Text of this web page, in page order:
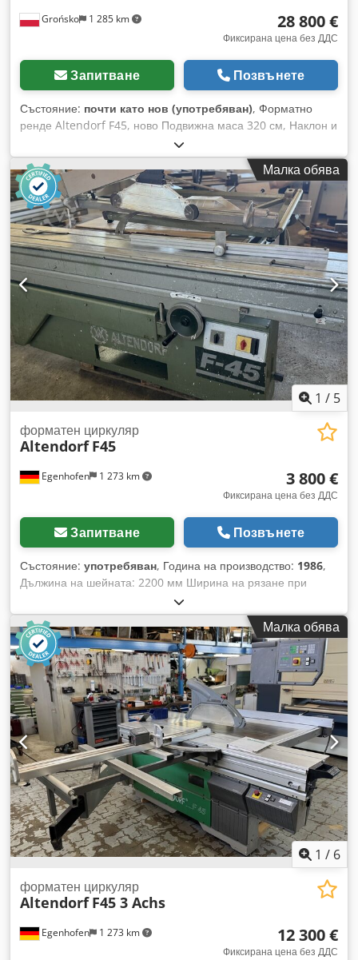
Grońsko 1 285 km 28 800 €
Фиксирана цена без ДДС
Запитване Позвънете
Състояние: почти като нов (употребяван), Форматно
ренде Altendorf F45, ново Подвижна маса 320 см, Наклон и
вертикално движение на диска, регулируеми с мотор,
Предпазен щит от дясната страна, регулируем с мотор до
1340 мм, Cedpfx Aszmwalofworf Предрез с 2 оси,
регулируем електрически Основен двигател 5,5 kW; 3
скорости на рязане Максимален диаметър на диска 450
мм, Бутони за включване/изключване, разположени в
подвижната маса Предпазен щит на подвижната маса от
лявата страна, регулируем под ъгъл Година на
производство 2025 Машината е налична в склада.
Малка обява
1 / 5
Egenhofen 1 273 km
форматен циркуляр
Altendorf F45
3 800 €
Фиксирана цена без ДДС
Запитване Позвънете
Състояние: употребяван, Година на производство: 1986,
Дължина на шейната: 2200 мм Ширина на рязане при
напречния ограничител: 800 мм Ширина на рязане при
надлъжния ограничител: 2800 мм Дълбочина на рязане:
145 мм Предразделящ диск: не Регулиране на височината
на триона: ръчно колело Накланяне на трионовия диск:
ръчно колело Регулиране на напречния ограничител:
ръчно Индикация на ъгъл на триона: скала Индикация на
височината на рязане: - Cjdey Hqdtepfx Afwjrf Индикация
на напречния ограничител: скала Индикация на
надлъжната линия: скала Диаметър на трионовия диск:
Обороти: 4 Мощност на двигателя: 5,5 kW Спирачка на
двигателя: не Връзка за прахоотвеждане: 80 мм и 120 мм
Дължина на машината: 2500 мм Ширина на машината:
1500 мм Тегло: 1000 кг
Малка обява
1 / 6
Egenhofen 1 273 km
форматен циркуляр
Altendorf F45 3 Achs
12 300 €
Фиксирана цена без ДДС